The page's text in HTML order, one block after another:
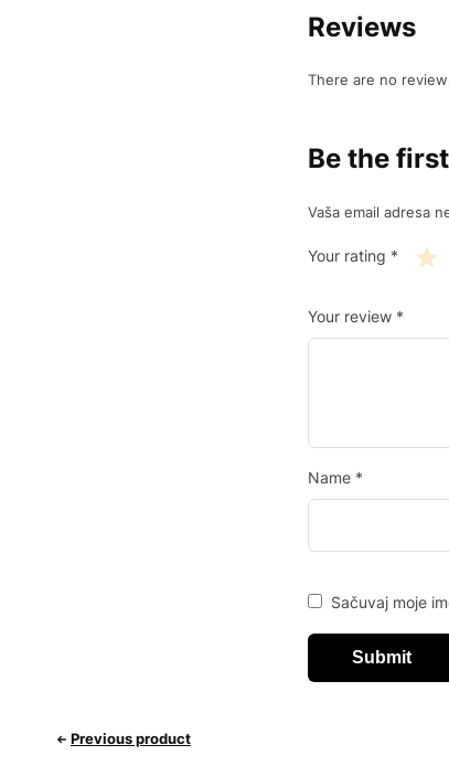
Reviews
There are no
Be the
Vaša email adresa
Your rating *
Your review *
Name *
Sačuvaj moje
Previous product